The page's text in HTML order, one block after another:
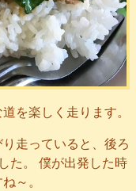
を楽しく走ります。
走っていると、後ろ
た。 僕が出発した時
～。